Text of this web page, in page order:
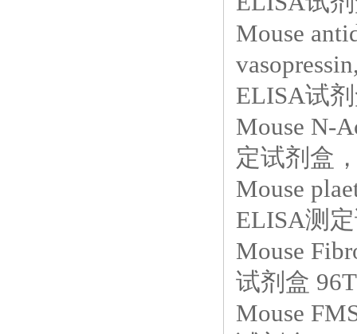
Mouse
ELISA试
Mouse N-
定试剂盒
Mouse
ELISA测
Mouse
试剂盒
Mouse